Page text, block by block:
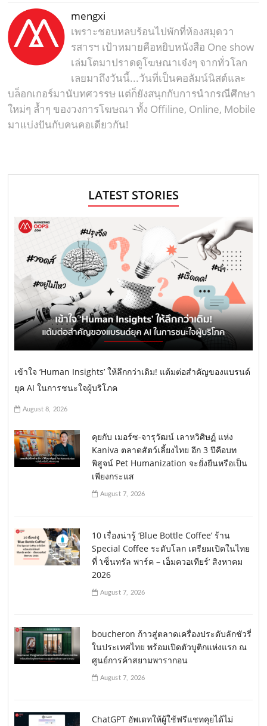
mengxi
เพราะชอบหลบร้อนไปพักที่ห้องสมุดวา
รสารฯ เป้าหมายคือหยิบหนังสือ One show
เล่มโตมาปราดดูโฆษณาเจ๋งๆ จากทั่วโลก
เลยมาถึงวันนี้...วันที่เป็นคอลัมน์นิสต์และ
บล็อกเกอร์มานับทศวรรษ แต่ก็ยังสนุกกับการนำกรณีศึกษา
ใหม่ๆ ล้ำๆ ของวงการโฆษณา ทั้ง Offiline, Online, Mobile
มาแบ่งปันกับคนคอเดียวกัน!
LATEST STORIES
เข้าใจ ‘Human Insights’ ให้ลึกกว่าเดิม! แต้มต่อสำคัญของแบรนด์
ยุค AI ในการชนะใจผู้บริโภค
August 8, 2026
คุยกับ เมอร์ซ-จารุวัฒน์ เลาหวิศิษฏ์ แห่ง
Kaniva ตลาดสัตว์เลี้ยงไทย อีก 3 ปีคือบท
พิสูจน์ Pet Humanization จะยั่งยืนหรือเป็น
เพียงกระแส
August 7, 2026
10 เรื่องน่ารู้ ‘Blue Bottle Coffee’ ร้าน
Special Coffee ระดับโลก เตรียมเปิดในไทย
ที่ ‘เซ็นทรัล พาร์ค – เอ็มควอเทียร์’ สิงหาคม
2026
August 7, 2026
boucheron ก้าวสู่ตลาดเครื่องประดับลักชัวรี่
ในประเทศไทย พร้อมเปิดตัวบูติกแห่งแรก ณ
ศูนย์การค้าสยามพารากอน
August 7, 2026
ChatGPT อัพเดทให้ผู้ใช้ฟรีแชทคุยได้ไม่